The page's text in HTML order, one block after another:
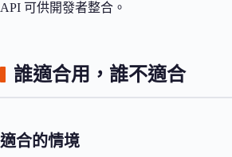
API 可供開發者整合。
誰適合用，誰不適合
適合的情境